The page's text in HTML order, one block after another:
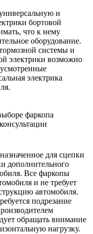
и
бортовой
что к нему
оборудование.
системы и
электрики возможно
электрика
фаркопа
для сцепки
дополнительного
Все фаркопы
и не требует
автомобиля.
подрезание
обращать внимание
нагрузку.